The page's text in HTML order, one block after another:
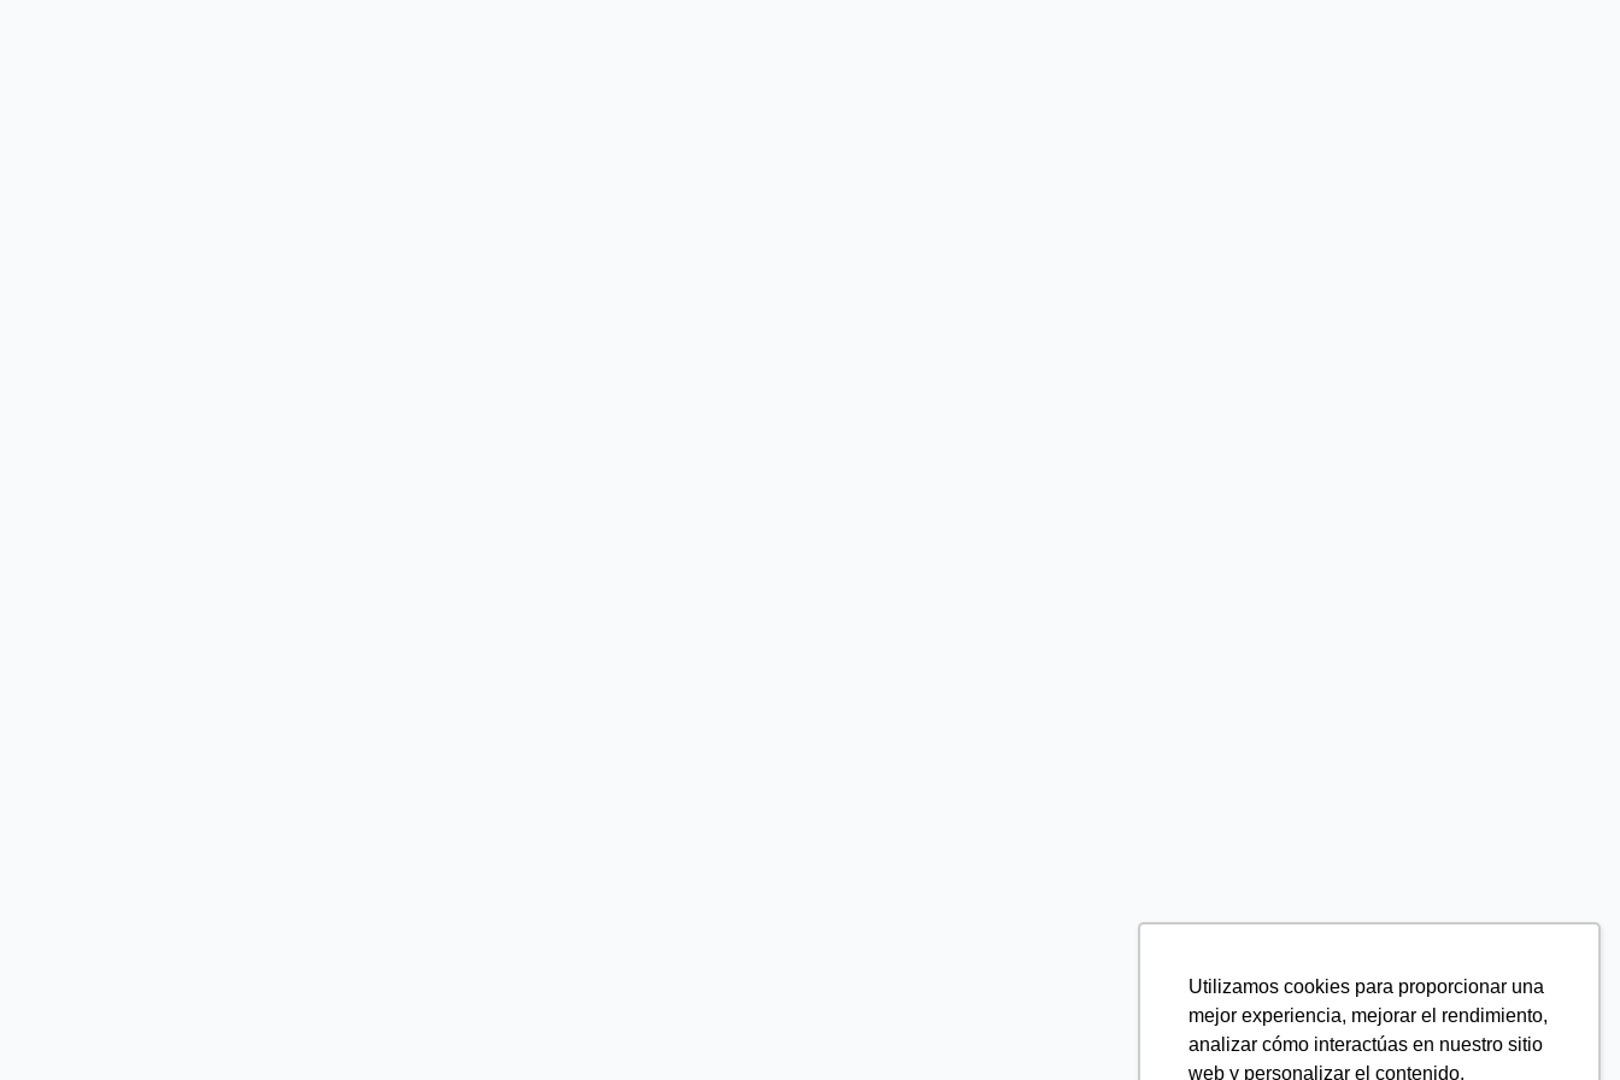
Utilizamos cookies para proporcionar una
mejor experiencia, mejorar el rendimiento,
analizar cómo interactúas en nuestro sitio
web y personalizar el contenido.